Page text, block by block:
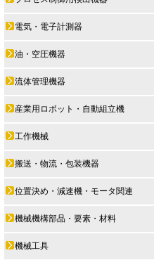
電気・電子計測器
油・空圧機器
流体管理機器
産業用ロボット・自動組立機
工作機械
搬送・物流・包装機器
位置決め・減速機・モータ関連
機械機構部品・要素・材料
機械工具